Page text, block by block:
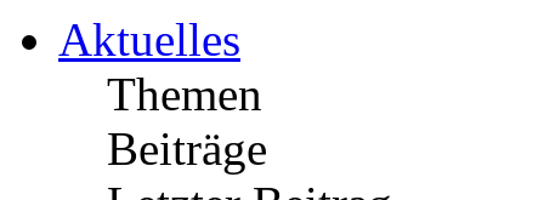
Themen
Beiträge
Letzter Beitrag